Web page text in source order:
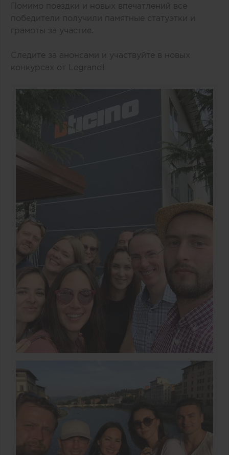
Помимо поездки и новых впечатлений все
победители получили памятные статуэтки и
грамоты за участие.
Следите за анонсами и участвуйте в новых
конкурсах от
Legrand